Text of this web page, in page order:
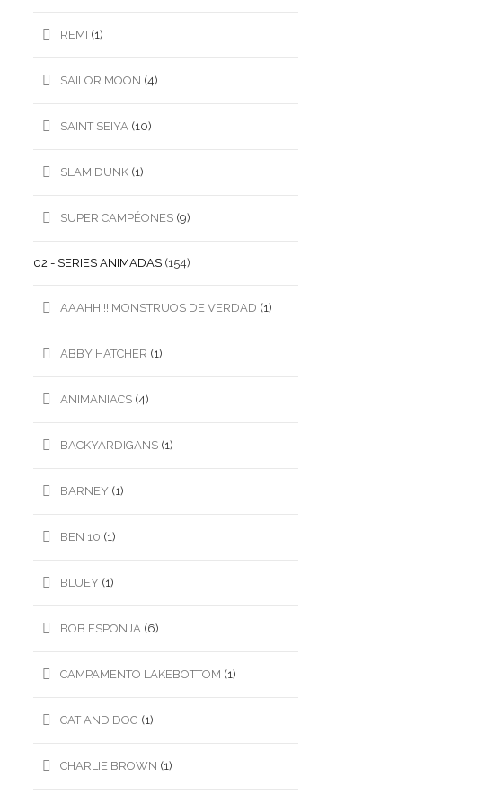
REMI (1)
SAILOR MOON (4)
SAINT SEIYA (10)
SLAM DUNK (1)
SUPER CAMPÉONES (9)
02.- SERIES ANIMADAS (154)
AAAHH!!! MONSTRUOS DE VERDAD (1)
ABBY HATCHER (1)
ANIMANIACS (4)
BACKYARDIGANS (1)
BARNEY (1)
BEN 10 (1)
BLUEY (1)
BOB ESPONJA (6)
CAMPAMENTO LAKEBOTTOM (1)
CAT AND DOG (1)
CHARLIE BROWN (1)